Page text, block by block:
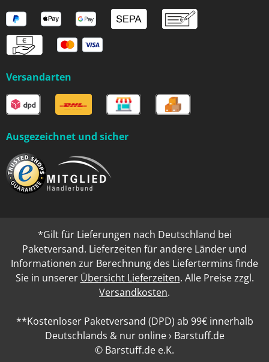
Versandarten
Ausgezeichnet und sicher
*Gilt für Lieferungen nach Deutschland bei
Paketversand. Lieferzeiten für andere Länder und
Informationen zur Berechnung des Liefertermins finde
Sie in unserer Übersicht Lieferzeiten. Alle Preise zzgl.
Versandkosten.
**Kostenloser Paketversand (DPD) ab 99€ innerhalb
Deutschlands & nur online › Barstuff.de
© Barstuff.de e.K.